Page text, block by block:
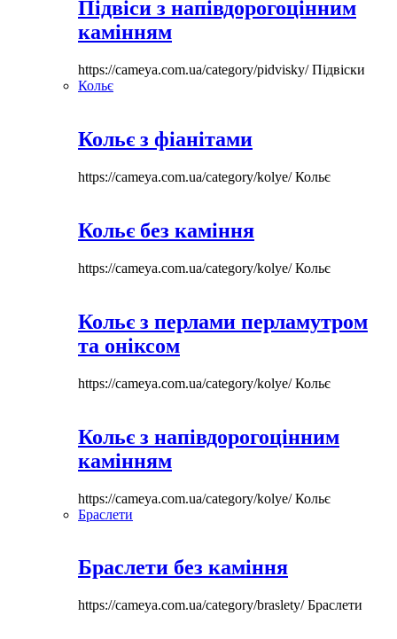
Підвіси з напівдорогоцінним
камінням
https://cameya.com.ua/category/pidvisky/Підвіски
Кольє
Кольє з фіанітами
https://cameya.com.ua/category/kolye/Кольє
Кольє без каміння
https://cameya.com.ua/category/kolye/Кольє
Кольє з перлами перламутром
та оніксом
https://cameya.com.ua/category/kolye/Кольє
Кольє з напівдорогоцінним
камінням
https://cameya.com.ua/category/kolye/Кольє
Браслети
Браслети без каміння
https://cameya.com.ua/category/braslety/Браслети